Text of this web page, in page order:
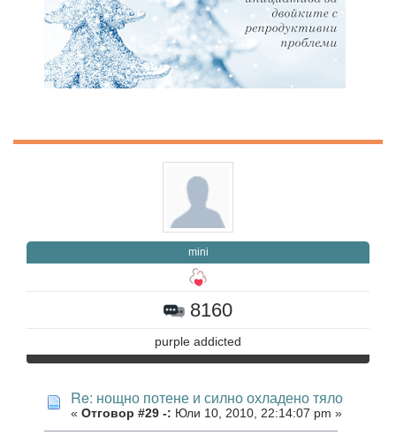
mini
8160
purple addicted
Re: нощно потене и силно охладено тяло
« Отговор #29 -: Юли 10, 2010, 22:14:07 pm »